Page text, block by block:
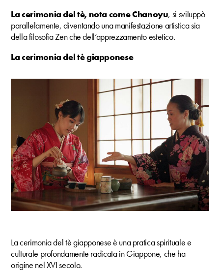
La cerimonia del tè, nota come Chanoyu, si sviluppò
parallelamente, diventando una manifestazione artistica sia
della filosofia Zen che dell’apprezzamento estetico.
La cerimonia del tè giapponese
La cerimonia del tè giapponese è una pratica spirituale e
culturale profondamente radicata in Giappone, che ha
origine nel XVI secolo.